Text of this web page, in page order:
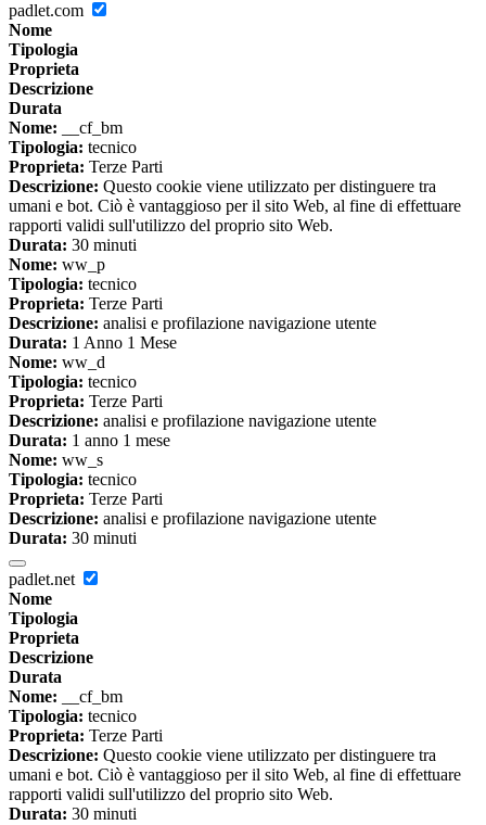
padlet.com
Nome
Tipologia
Proprieta
Descrizione
Durata
Nome: __cf_bm
Tipologia: tecnico
Proprieta: Terze Parti
Descrizione: Questo cookie viene utilizzato per distinguere tra
umani e bot. Ciò è vantaggioso per il sito Web, al fine di effettuare
rapporti validi sull'utilizzo del proprio sito Web.
Durata: 30 minuti
Nome: ww_p
Tipologia: tecnico
Proprieta: Terze Parti
Descrizione: analisi e profilazione navigazione utente
Durata: 1 Anno 1 Mese
Nome: ww_d
Tipologia: tecnico
Proprieta: Terze Parti
Descrizione: analisi e profilazione navigazione utente
Durata: 1 anno 1 mese
Nome: ww_s
Tipologia: tecnico
Proprieta: Terze Parti
Descrizione: analisi e profilazione navigazione utente
Durata: 30 minuti
padlet.net
Nome
Tipologia
Proprieta
Descrizione
Durata
Nome: __cf_bm
Tipologia: tecnico
Proprieta: Terze Parti
Descrizione: Questo cookie viene utilizzato per distinguere tra
umani e bot. Ciò è vantaggioso per il sito Web, al fine di effettuare
rapporti validi sull'utilizzo del proprio sito Web.
Durata: 30 minuti